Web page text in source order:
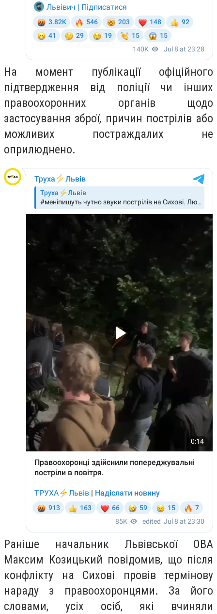
На момент публікації офіційного
підтвердження від поліції чи інших
правоохоронних органів щодо
застосування зброї, причин пострілів або
можливих постраждалих не
оприлюднено.
Раніше начальник Львівської ОВА
Максим Козицький повідомив, що після
конфлікту на Сихові провів термінову
нараду з правоохоронцями. За його
словами, усіх осіб, які вчиняли